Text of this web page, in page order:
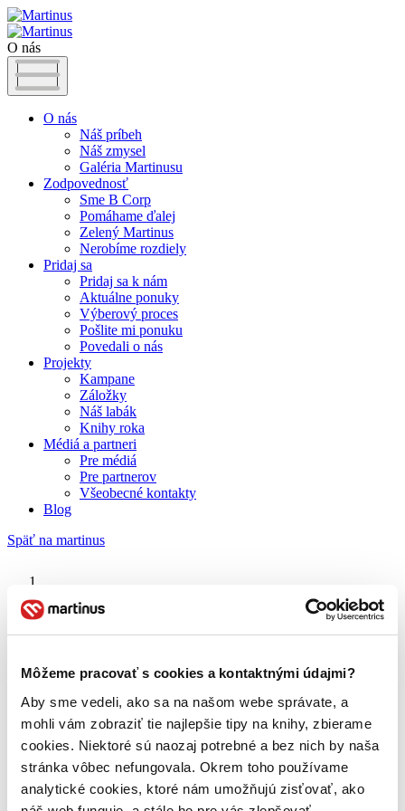
Môžeme pracovať s cookies a kontaktnými údajmi?
Aby sme vedeli, ako sa na našom webe správate, a
mohli vám zobraziť tie najlepšie tipy na knihy, zbierame
cookies. Niektoré sú naozaj potrebné a bez nich by naša
stránka vôbec nefungovala. Okrem toho používame
analytické cookies, ktoré nám umožňujú zisťovať, ako
O nás
O nás
Náš príbeh
Náš zmysel
Galéria Martinusu
Zodpovednosť
Sme B Corp
Pomáhame ďalej
Zelený Martinus
Nerobíme rozdiely
Pridaj sa
Pridaj sa k nám
Aktuálne ponuky
Výberový proces
Pošlite mi ponuku
Povedali o nás
Projekty
Kampane
Záložky
Náš labák
Knihy roka
Médiá a partneri
Pre médiá
Pre partnerov
Všeobecné kontakty
Blog
Späť na martinus
Mickey a Donald na farme
O nás
Náš príbeh
Galéria Martinusu
Zodpovednosť
Sme B Corp